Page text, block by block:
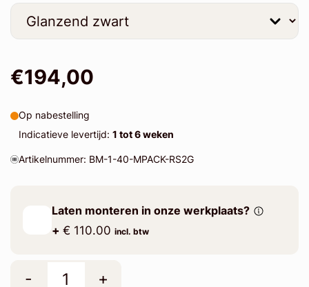
€194,00
Op nabestelling
Indicatieve levertijd: 1 tot 6 weken
Artikelnummer: BM-1-40-MPACK-RS2G
Laten monteren in onze werkplaats?
+ € 110.00 incl. btw
- +